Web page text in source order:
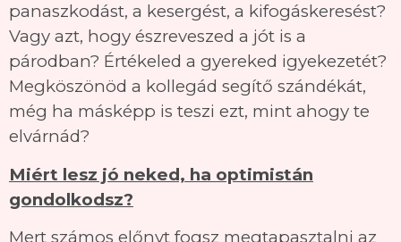
panaszkodást, a kesergést, a kifogáskeresést?
Vagy azt, hogy észreveszed a jót is a
párodban? Értékeled a gyereked igyekezetét?
Megköszönöd a kollegád segítő szándékát,
még ha másképp is teszi ezt, mint ahogy te
elvárnád?
Miért lesz jó neked, ha optimistán
gondolkodsz?
Mert számos előnyt fogsz megtapasztalni az